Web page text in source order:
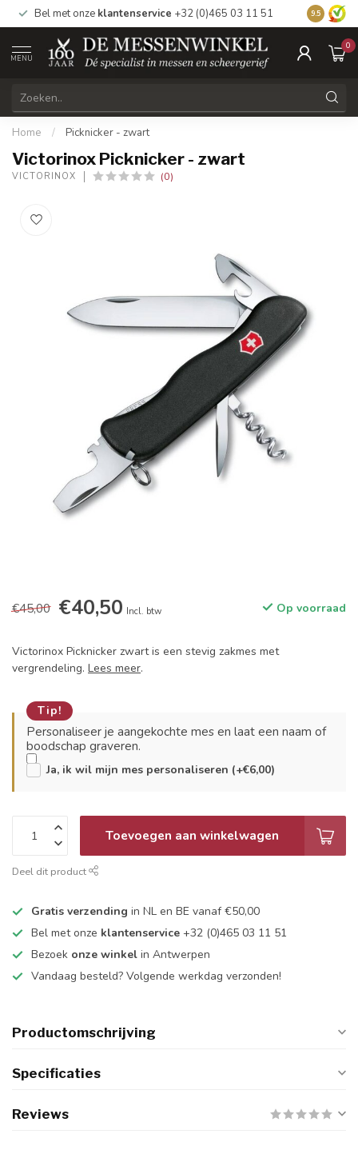
Bel met onze klantenservice +32 (0)465 03 11 51 Bezoek
9.5
MENU
0
Home / Picknicker - zwart
Victorinox Picknicker - zwart
VICTORINOX (0)
€45,00 €40,50 Incl. btw Op voorraad
Victorinox Picknicker zwart is een stevig zakmes met
vergrendeling. Lees meer.
Tip!
Personaliseer je aangekochte mes en laat een naam of
boodschap graveren.
Ja, ik wil mijn mes personaliseren (+€6,00)
Toevoegen aan winkelwagen
Deel dit product
Gratis verzending in NL en BE vanaf €50,00
Bel met onze klantenservice +32 (0)465 03 11 51
Bezoek onze winkel in Antwerpen
Vandaag besteld? Volgende werkdag verzonden!
Productomschrijving
Specificaties
Reviews